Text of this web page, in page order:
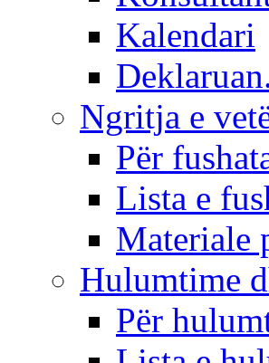
Kalendari
Ngritja e
Për
Lista e
Materiale
Hulumtime
Për